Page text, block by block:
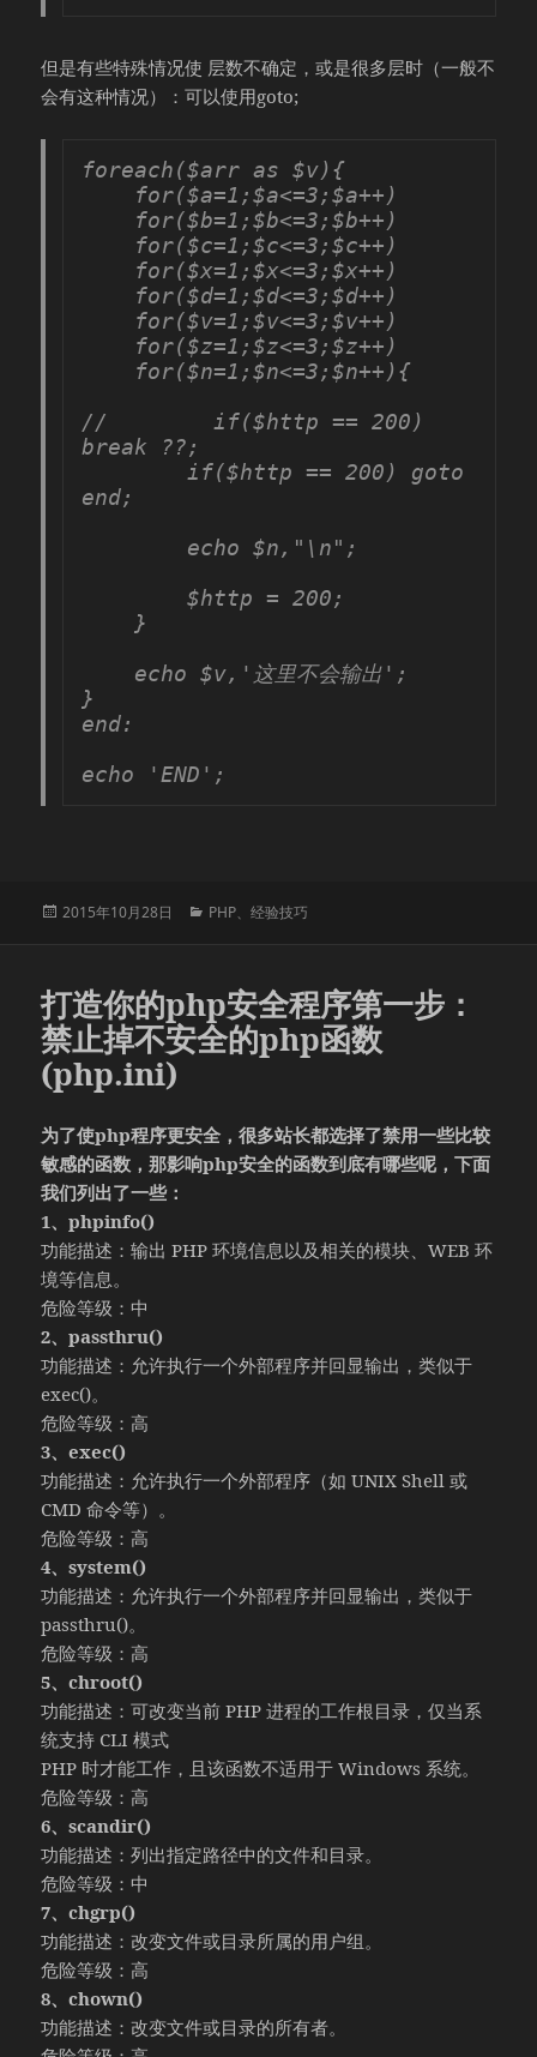
但是有些特殊情况使 层数不确定，或是很多层时（一般不
会有这种情况）：可以使用goto;
foreach($arr as $v){
//        if($http == 200)
break ??;
end;
}
end:
echo 'END';
发
2015年10月28日
分
PHP、经验技巧
打造你的php安全程序第一步：
禁止掉不安全的php函数
(php.ini)
为了使php程序更安全，很多站长都选择了禁用一些比较
敏感的函数，那影响php安全的函数到底有哪些呢，下面
我们列出了一些：
1、phpinfo()
功能描述：输出 PHP 环境信息以及相关的模块、WEB 环
境等信息。
危险等级：中
2、passthru()
功能描述：允许执行一个外部程序并回显输出，类似于
exec()。
危险等级：高
3、exec()
功能描述：允许执行一个外部程序（如 UNIX Shell 或
CMD 命令等）。
危险等级：高
4、system()
功能描述：允许执行一个外部程序并回显输出，类似于
passthru()。
危险等级：高
5、chroot()
功能描述：可改变当前 PHP 进程的工作根目录，仅当系
统支持 CLI 模式
PHP 时才能工作，且该函数不适用于 Windows 系统。
危险等级：高
6、scandir()
功能描述：列出指定路径中的文件和目录。
危险等级：中
7、chgrp()
功能描述：改变文件或目录所属的用户组。
危险等级：高
8、chown()
功能描述：改变文件或目录的所有者。